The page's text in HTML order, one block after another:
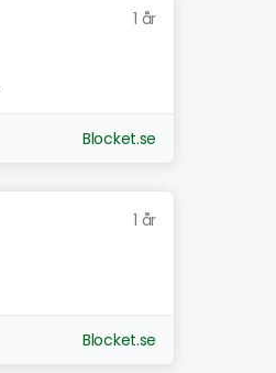
1 år
Blocket.se
1 år
Blocket.se